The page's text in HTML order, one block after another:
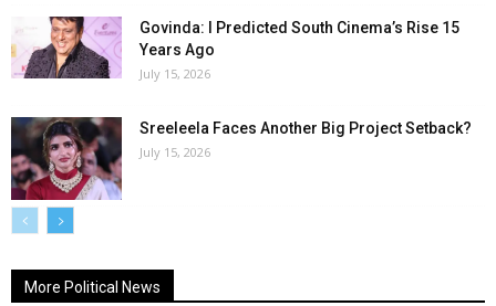
Govinda: I Predicted South Cinema’s Rise 15
Years Ago
July 15, 2026
Sreeleela Faces Another Big Project Setback?
July 15, 2026
More Political News